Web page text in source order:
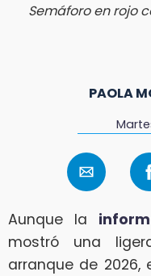
Semáforo en rojo
PAOLA
Aunque la
mostró una
arranque de